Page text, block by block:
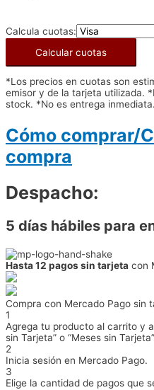
Calcula cuotas:
Calcular cuotas
*Los precios en cuotas son
emisor y de la tarjeta utilizada.
stock. *No es entrega inmediata.
Cómo comprar/
compra
Despacho:
5 días hábiles para
Hasta 12 pagos sin tarjeta con
Compra con Mercado Pago sin
1
Agrega tu producto al carrito y
sin Tarjeta” o “Meses sin
2
Inicia sesión en Mercado Pago.
3
Elige la cantidad de pagos que